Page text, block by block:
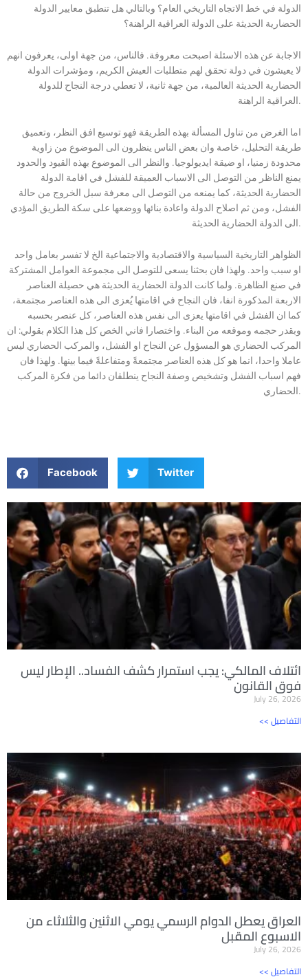
الدولة في خط الاتجاه التاريخي العام؟ وبالتالي هل تنطبق معايير الدولة
الحضارية الحديثة على الدولة العراقية الراهنة؟
الاجابة عن هذه الاسئلة اصبحت معروفة. فالناس، من جهة اولى، يعرفون انهم
لا يعيشون في دولة تحقق لهم متطلبات العيش الكريم، ومؤشرات الدولة
الحضارية الحديثة العالمية، من جهة ثانية، لا تعطي درجة النجاح للدولة
العراقية الراهنة.
اما الغرض من تناول المسألة بهذه الطريقة فهو توسيع افق النظر، وتعميق
طريقة التحليل، خاصة وان بعض الناس ينظرون الى الموضوع من زاوية
محدودة زمنيا، او ضيقة ايديولوجيا. والنظر الى الموضوع بهذه القيود والحدود
يمنع الناظر من التوصل الى الاسباب العميقة للفشل في اقامة الدولة
الحضارية الحديثة، كما يمنعه من التوصل الى معرفة سبل الخروج من حالة
الفشل، ومن ثم اصلاح الدولة واعادة بنائها ووضعها على سكة الطريق المؤدي
الى الدولة الحضارية الحديثة.
الظواهر التاريخية السياسية والاقتصادية والاجتماعية الخ لا تفسر بعامل واحد
او سبب واحد. ولهذا فان بحثنا يسعى للتوصل الى مجموعة العوامل المشتركة
في صنع الظاهرة. ولما كانت الدولة الحضارية الحديثة هي حصيلة العناصر
الاربعة المذكورة انفا، فان النجاح في اقامتها يُعزى الى هذه العناصر مجتمعة،
كما ان الفشل في اقامتها يعزى الى نفس هذه العناصر، كل عنصر بحسبه
وبقدر حجمه وموقعه من البناء. واختصارا فاني الخص كل هذا الكلام بقولي: ان
المركب الحضاري هو المسؤول عن النجاح او الفشل، والمركب الحضاري ليس
عاملا واحدا، انما هو كل هذه العناصر مجتمعةً ومتفاعلةً فيما بينها. ولهذا فان
فهم اسباب الفشل وتشخيص وصفة النجاح ينطلقان دائما من فكرة المركب
الحضاري.
Facebook Twitter
ائتلاف المالكي: يجب استمرار كشف الفساد.. الإطار ليس
فوق القانون
July 26, 2026
<< التفاصيل
العراق يعطل الدوام الرسمي يومي الاثنين والثلاثاء من
الاسبوع المقبل
July 26, 2026
<< التفاصيل